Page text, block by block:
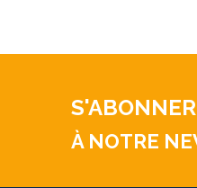
S'ABONNER
À NOTRE